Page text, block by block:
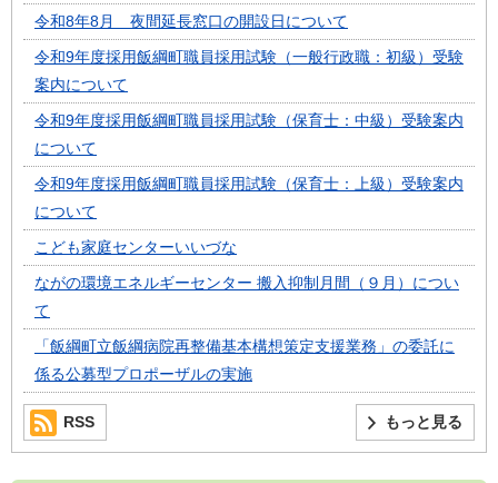
令和8年8月 夜間延長窓口の開設日について
令和9年度採用飯綱町職員採用試験（一般行政職：初級）受験
案内について
令和9年度採用飯綱町職員採用試験（保育士：中級）受験案内
について
令和9年度採用飯綱町職員採用試験（保育士：上級）受験案内
について
こども家庭センターいいづな
ながの環境エネルギーセンター 搬入抑制月間（９月）につい
て
「飯綱町立飯綱病院再整備基本構想策定支援業務」の委託に
係る公募型プロポーザルの実施
もっと見る
RSS